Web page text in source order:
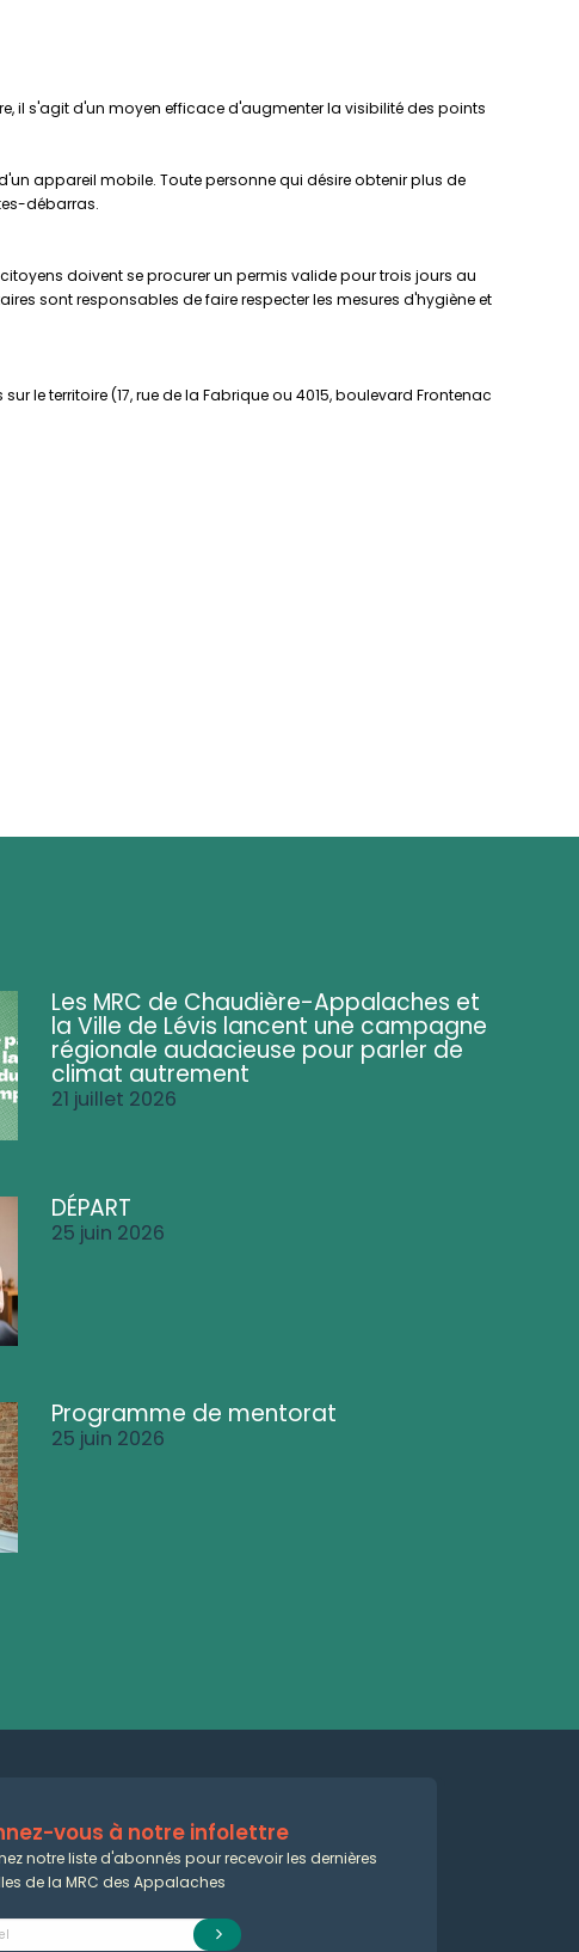
il s'agit d'un moyen efficace d'augmenter la visibilité des points
appareil mobile. Toute personne qui désire obtenir plus de
débarras.
doivent se procurer un permis valide pour trois jours au
sont responsables de faire respecter les mesures d'hygiène et
le territoire (17, rue de la Fabrique ou 4015, boulevard Frontenac
Les MRC de Chaudière-Appalaches et
la Ville de Lévis lancent une campagne
régionale audacieuse pour parler de
climat autrement
21 juillet 2026
DÉPART
25 juin 2026
Programme de mentorat
25 juin 2026
vous à notre infolettre
notre liste d'abonnés pour recevoir les dernières
de la MRC des Appalaches